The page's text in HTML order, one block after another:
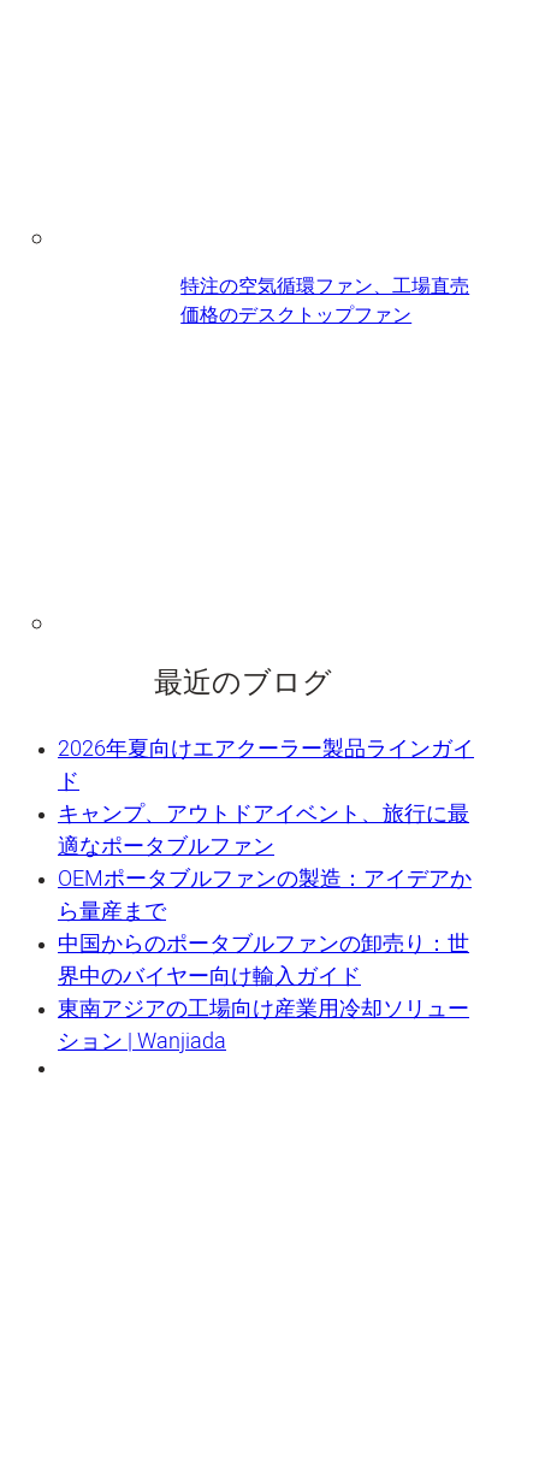
特注の空気循環ファン、工場直売
価格のデスクトップファン
最近のブログ
2026年夏向けエアクーラー製品ラインガイ
ド
キャンプ、アウトドアイベント、旅行に最
適なポータブルファン
OEMポータブルファンの製造：アイデアか
ら量産まで
中国からのポータブルファンの卸売り：世
界中のバイヤー向け輸入ガイド
東南アジアの工場向け産業用冷却ソリュー
ション | Wanjiada